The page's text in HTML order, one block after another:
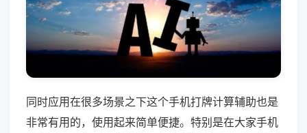
同时应用在很多场景之下这个手机打牌计算辅助也是
非常有用的，使用起来简单便捷。特别是在大家手机